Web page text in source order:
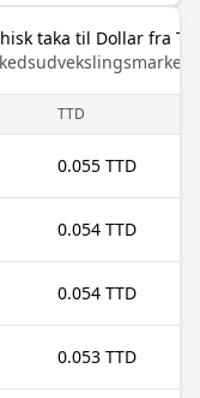
taka til Dollar fra
TTD
0.055 TTD
0.054 TTD
0.054 TTD
0.053 TTD